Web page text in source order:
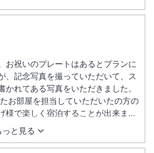
っと見る
お祝いのプレートはあるとプランに
、記念写真を撮っていただいて、ス
かれてある写真をいただきました。
お部屋を担当していただいたの方の
様で楽しく宿泊することが出来まし